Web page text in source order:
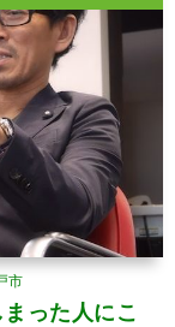
市
った人にこ